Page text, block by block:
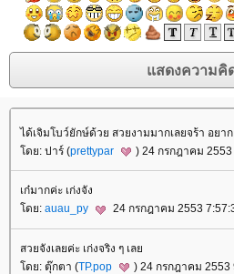
ได้เจิมโบว์ยักษ์ด้วย สวยงามมากเลยจร้า อย
ดย: ปาร์ (prettypar ) 24 กรกฎาคม
เก๋มากค่ะ เก่งจัง
ดย: auau_py 24 กรกฎาคม 2553
สวยจังเลยค่ะ เก่งจริง ๆ เล
ดย: ตุ๊กตา (TP.pop ) 24 กรกฎาคม 2553